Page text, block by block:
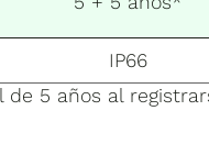
IP66
5 años al